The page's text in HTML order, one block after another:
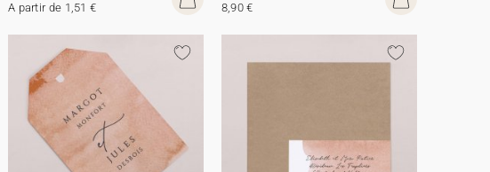
A partir de 1,51 € 8,90 €